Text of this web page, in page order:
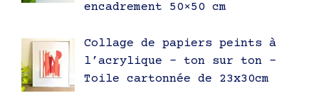
encadrement 50×50 cm
Collage de papiers peints à
l’acrylique – ton sur ton –
Toile cartonnée de 23x30cm